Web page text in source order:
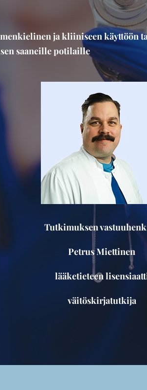
ja kliiniseen käyttöön
saaneille potilaille
Tutkimuksen
Petrus Miettinen
lääketieteen
väitöskirjatutkija